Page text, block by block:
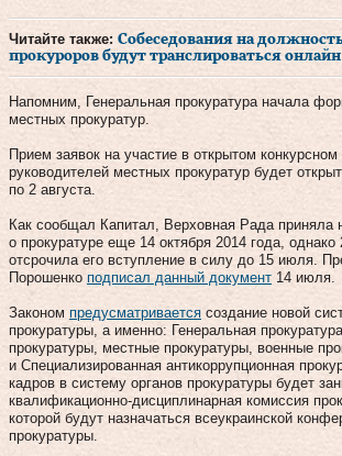
Читайте также: Собеседования на
прокуроров будут транслироваться онлайн
Напомним, Генеральная прокуратура начала
местных прокуратур.
Прием заявок на участие в открытом конкурсном
руководителей местных прокуратур будет
по 2 августа.
Как сообщал Капитал, Верховная Рада приняла
о прокуратуре еще 14 октября 2014 года, однако
отсрочила его вступление в силу до 15 июля.
Порошенко подписал данный документ 14 июля.
Законом предусматривается создание новой
прокуратуры, а именно: Генеральная
прокуратуры, местные прокуратуры, военные
и Специализированная антикоррупционная
кадров в систему органов прокуратуры будет
квалификационно-дисциплинарная комиссия
которой будут назначаться всеукраинской
прокуратуры.